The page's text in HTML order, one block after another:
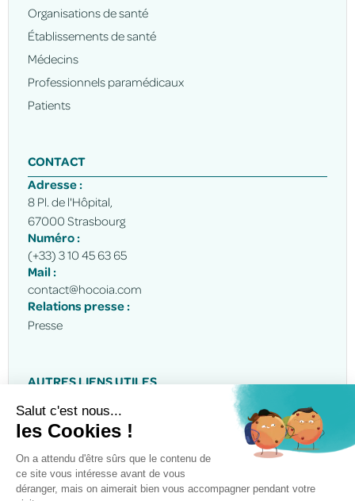
Organisations de santé
Établissements de santé
Médecins
Professionnels paramédicaux
Patients
CONTACT
Adresse :
8 Pl. de l'Hôpital,
67000 Strasbourg
Numéro :
(+33) 3 10 45 63 65
Mail :
contact@hocoia.com
Relations presse :
Presse
AUTRES LIENS UTILES
Appels à projets
Demander une démo
© 2025 Hocoia - Tous droits reservés
Réalisé parAfalence